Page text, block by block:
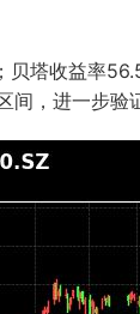
塔收益率
，进一步验